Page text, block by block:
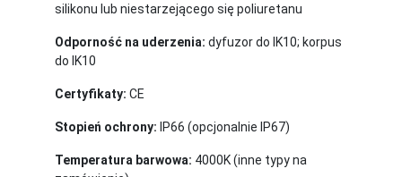
silikonu lub niestarzejącego się poliuretanu
Odporność na uderzenia: dyfuzor do IK10; korpus
do IK10
Certyfikaty: CE
Stopień ochrony: IP66 (opcjonalnie IP67)
Temperatura barwowa: 4000K (inne typy na